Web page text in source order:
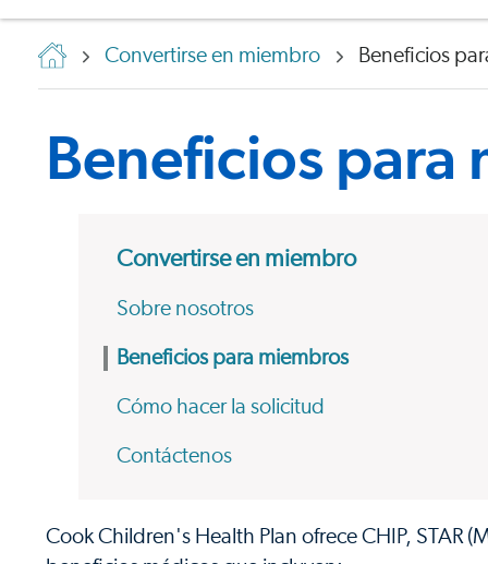
Convertirse en miembro Beneficios
Beneficios para
Convertirse en miembro
Sobre nosotros
Beneficios para miembros
Cómo hacer la solicitud
Contáctenos
Cook Children's Health Plan ofrece CHIP, STAR